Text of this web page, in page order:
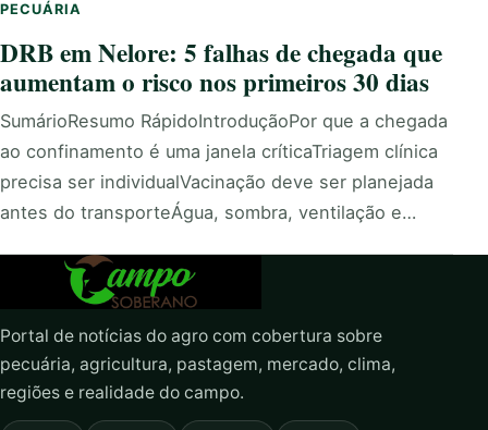
PECUÁRIA
DRB em Nelore: 5 falhas de chegada que
aumentam o risco nos primeiros 30 dias
SumárioResumo RápidoIntroduçãoPor que a chegada
ao confinamento é uma janela críticaTriagem clínica
precisa ser individualVacinação deve ser planejada
antes do transporteÁgua, sombra, ventilação e…
Portal de notícias do agro com cobertura sobre
pecuária, agricultura, pastagem, mercado, clima,
regiões e realidade do campo.